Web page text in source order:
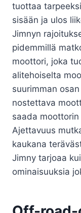
tuottaa
sisään ja ulos
Jimnyn
pidemmillä
moottori, joka
alitehoiselta
suurimman
nostettava
saada
Ajettavuus
kaukana
Jimny tarjoaa
ominaisuuksia